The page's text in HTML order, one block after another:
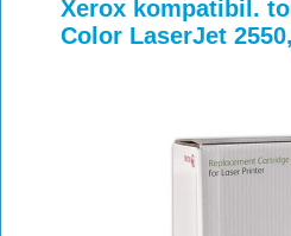
>
Xerox kompatibil.
Color LaserJet